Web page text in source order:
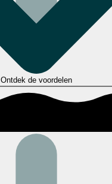
Ontdek de voordelen